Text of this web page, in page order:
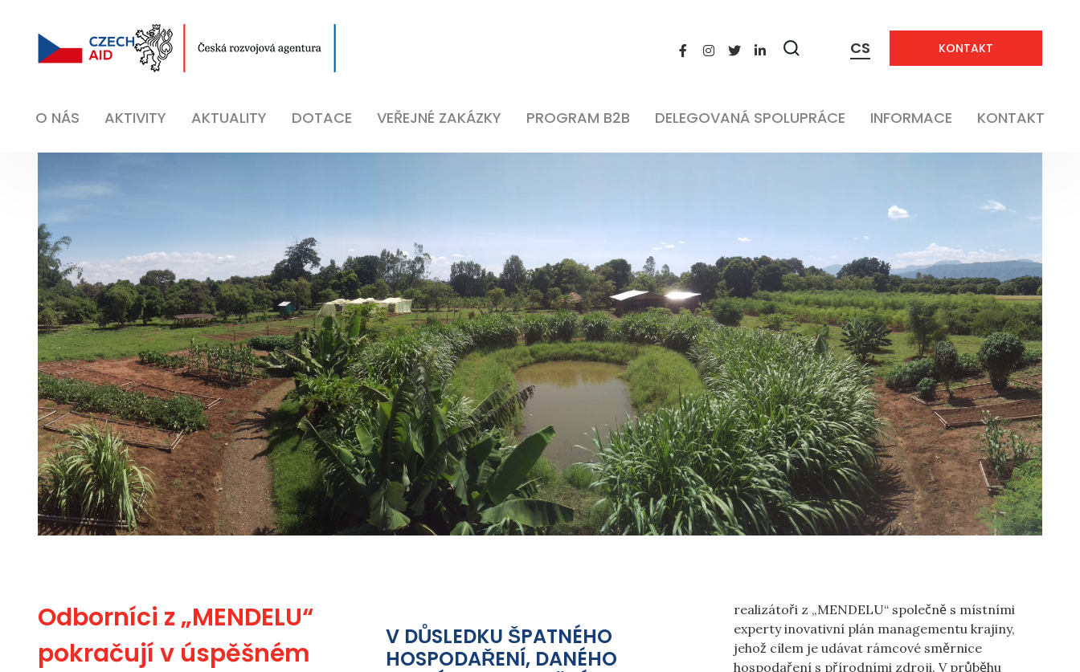
Zobrazit
CS KONTAKT
O NÁS AKTIVITY AKTUALITY DOTACE VEŘEJNÉ ZAKÁZKY PROGRAM B2B DELEGOVANÁ SPOLUPRÁCE INFORMACE KONTAKT
Odborníci z „MENDELU“
pokračují v úspěšném
V DŮSLEDKU ŠPATNÉHO
HOSPODAŘENÍ, DANÉHO
realizátoři z „MENDELU“ společně s místními
experty inovativní plán managementu krajiny,
jehož cílem je udávat rámcové směrnice
hospodaření s přírodními zdroji. V průběhu